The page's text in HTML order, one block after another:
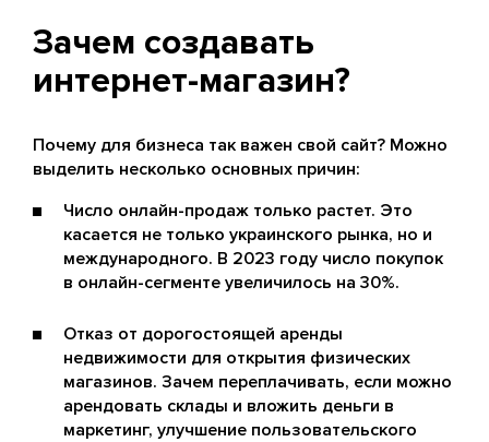
Зачем создавать
интернет-магазин?
Почему для бизнеса так важен свой сайт? Можно
выделить несколько основных причин:
Число онлайн-продаж только растет. Это
касается не только украинского рынка, но и
международного. В 2023 году число покупок
в онлайн-сегменте увеличилось на 30%.
Отказ от дорогостоящей аренды
недвижимости для открытия физических
магазинов. Зачем переплачивать, если можно
арендовать склады и вложить деньги в
маркетинг, улучшение пользовательского